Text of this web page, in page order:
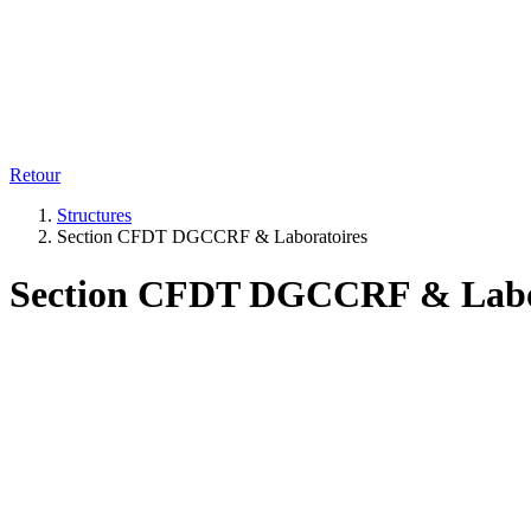
Retour
Structures
Section CFDT DGCCRF & Laboratoires
Section CFDT DGCCRF &